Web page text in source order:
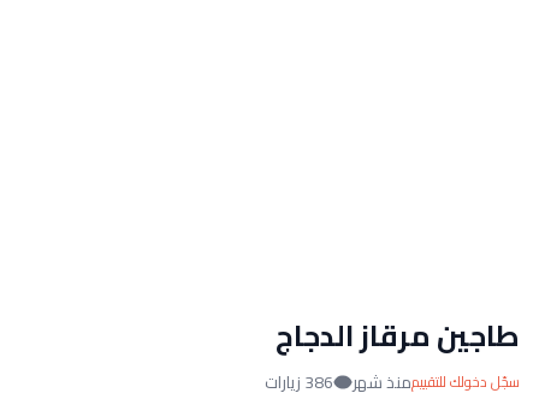
طاجين مرقاز الدجاج
سجّل دخولك للتقييممنذ شهر 386 زيارات